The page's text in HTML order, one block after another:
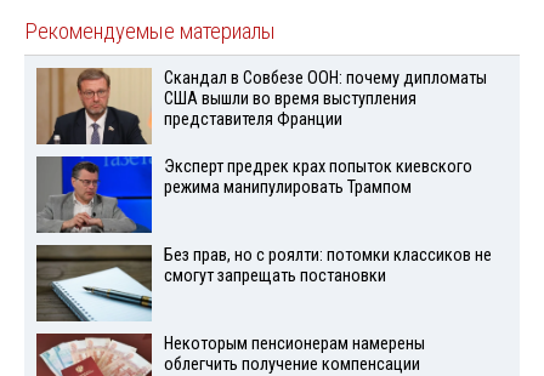
Рекомендуемые материалы
Скандал в Совбезе ООН: почему дипломаты
США вышли во время выступления
представителя Франции
Эксперт предрек крах попыток киевского
режима манипулировать Трампом
Без прав, но с роялти: потомки классиков не
смогут запрещать постановки
Некоторым пенсионерам намерены
облегчить получение компенсации